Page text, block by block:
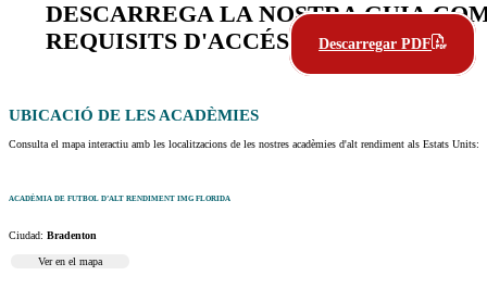
DESCARREGA LA NOSTRA GUIA
REQUISITS D'ACCÉS
Descarregar PDF
UBICACIÓ DE LES ACADÈMIES
Consulta el mapa interactiu amb les localitzacions de les nostres acadèmies d'alt rendiment als Estats Units:
ACADÈMIA DE FUTBOL D’ALT RENDIMENT IMG FLORIDA
Ciudad: Bradenton
Ver en el mapa